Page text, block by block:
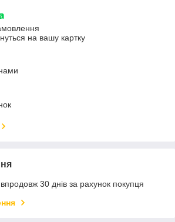
на вашу картку
30 днів за рахунок покупця